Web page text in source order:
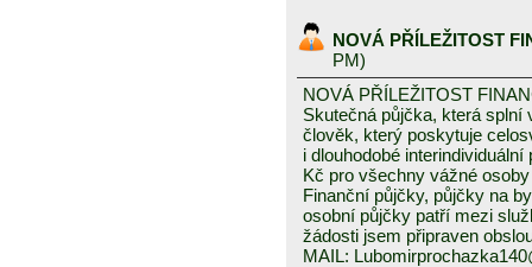
NOVÁ PŘÍLEŽITOST
PM)
NOVÁ PŘÍLEŽITOST
Skutečná půjčka, která
člověk, který poskytuje
i dlouhodobé
Kč pro všechny vážné
Finanční půjčky, půjčky na
osobní půjčky patří mezi
žádosti jsem připraven
MAIL: